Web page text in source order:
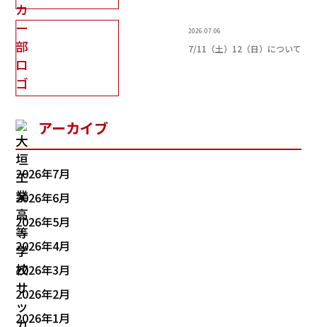
2026.07.06
7/11（土）12（日）について
アーカイブ
2026年7月
2026年6月
2026年5月
2026年4月
2026年3月
2026年2月
2026年1月